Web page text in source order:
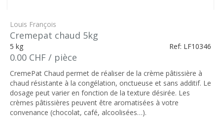
Louis François
Cremepat chaud 5kg
5 kg Ref: LF10346
0.00 CHF / pièce
CremePat Chaud permet de réaliser de la crème pâtissière à
chaud résistante à la congélation, onctueuse et sans additif. Le
dosage peut varier en fonction de la texture désirée. Les
crèmes pâtissières peuvent être aromatisées à votre
convenance (chocolat, café, alcoolisées…).